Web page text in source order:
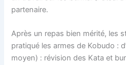
partenaire.
Après un repas bien mérité, les
pratiqué les armes de Kobudo :
moyen) : révision des Kata et